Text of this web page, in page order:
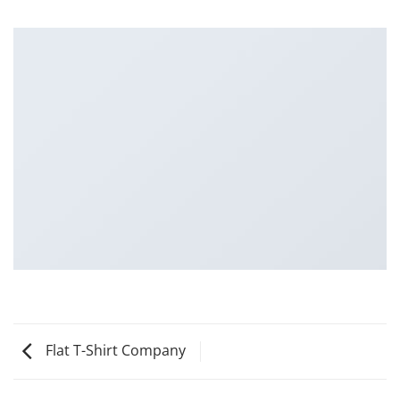
Flat T-Shirt Company